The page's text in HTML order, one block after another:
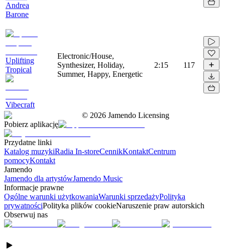
Andrea
Barone
Uplifting
Tropical
Vibecraft
Electronic/House,
Synthesizer, Holiday,
Summer, Happy, Energetic
2:15 117
© 2026 Jamendo Licensing
Pobierz aplikację
Przydatne linki
Katalog muzykiRadia In-storeCennikKontaktCentrum
pomocyKontakt
Jamendo
Jamendo dla artystówJamendo Music
Informacje prawne
Ogólne warunki użytkowaniaWarunki sprzedażyPolityka
prywatnościPolityka plików cookieNaruszenie praw autorskich
Obserwuj nas